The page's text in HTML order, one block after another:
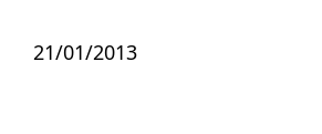
21/01/2013